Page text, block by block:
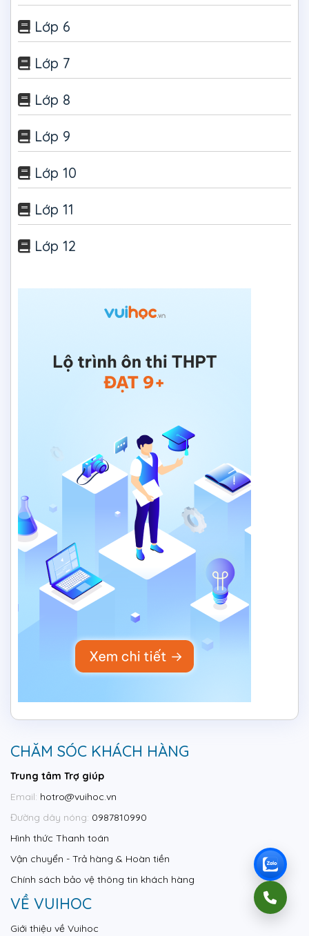
Lớp 6
Lớp 7
Lớp 8
Lớp 9
Lớp 10
Lớp 11
Lớp 12
CHĂM SÓC KHÁCH HÀNG
Trung tâm Trợ giúp
Email: hotro@vuihoc.vn
Đường dây nóng: 0987810990
Hình thức Thanh toán
Vận chuyển - Trả hàng & Hoàn tiền
Chính sách bảo vệ thông tin khách hàng
VỀ VUIHOC
Giới thiệu về Vuihoc